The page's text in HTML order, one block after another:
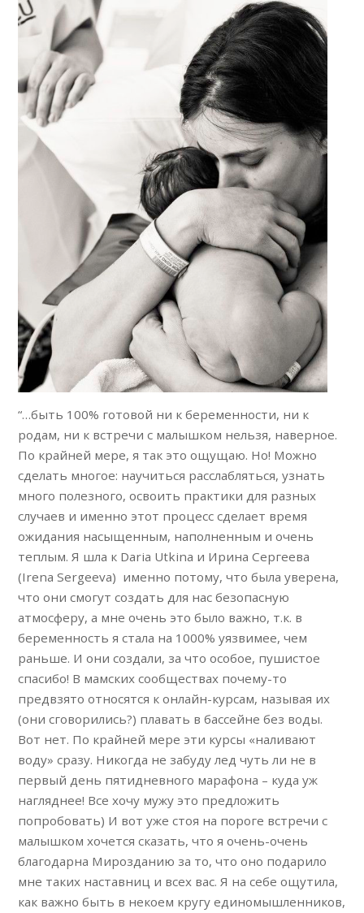
“…быть 100% готовой ни к беременности, ни к
родам, ни к встречи с малышком нельзя, наверное.
По крайней мере, я так это ощущаю. Но! Можно
сделать многое: научиться расслабляться, узнать
много полезного, освоить практики для разных
случаев и именно этот процесс сделает время
ожидания насыщенным, наполненным и очень
теплым. Я шла к Daria Utkina и Ирина Сергеева
(Irena Sergeeva) именно потому, что была уверена,
что они смогут создать для нас безопасную
атмосферу, а мне очень это было важно, т.к. в
беременность я стала на 1000% уязвимее, чем
раньше. И они создали, за что особое, пушистое
спасибо! В мамских сообществах почему-то
предвзято относятся к онлайн-курсам, называя их
(они сговорились?) плавать в бассейне без воды.
Вот нет. По крайней мере эти курсы «наливают
воду» сразу. Никогда не забуду лед чуть ли не в
первый день пятидневного марафона – куда уж
нагляднее! Все хочу мужу это предложить
попробовать) И вот уже стоя на пороге встречи с
малышком хочется сказать, что я очень-очень
благодарна Мирозданию за то, что оно подарило
мне таких наставниц и всех вас. Я на себе ощутила,
как важно быть в некоем кругу единомышленников,